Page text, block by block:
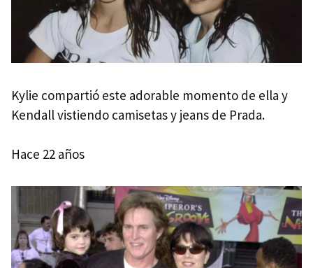
Kylie compartió este adorable momento de ella y
Kendall vistiendo camisetas y jeans de Prada.
Hace 22 años